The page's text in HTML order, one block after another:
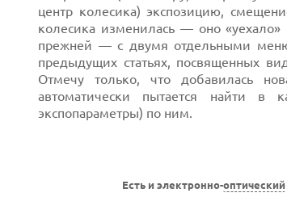
центр колесика) экспозицию,
колесика изменилась — оно «уехало»
прежней — с двумя отдельными
предыдущих статьях, посвященных
Отмечу только, что добавилась
автоматически пытается найти в
экспопараметры) по ним.
Есть и электронно-оптический